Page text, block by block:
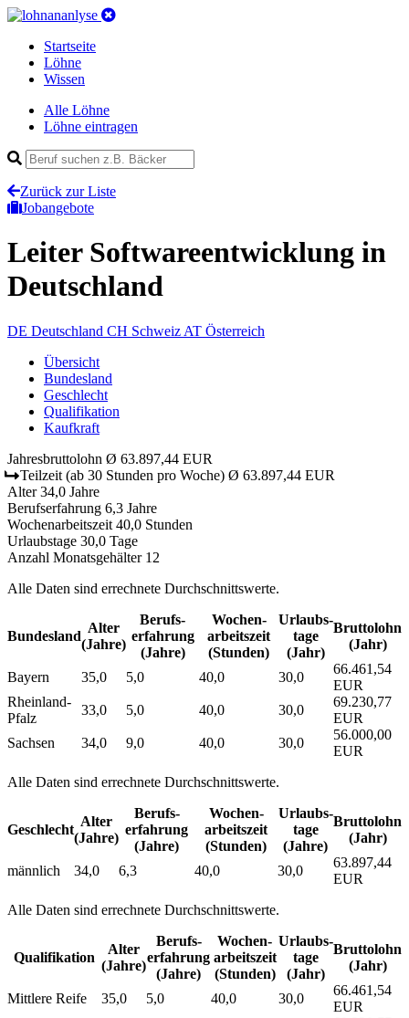
Startseite
Löhne
Wissen
Alle Löhne
Löhne eintragen
Zurück zur Liste
Jobangebote
Leiter Softwareentwicklung in
Deutschland
DE Deutschland CH Schweiz AT Österreich
Übersicht
Bundesland
Geschlecht
Qualifikation
Kaufkraft
Jahresbruttolohn Ø 63.897,44 EUR
Teilzeit (ab 30 Stunden pro Woche) Ø 63.897,44 EUR
Alter 34,0 Jahre
Berufserfahrung 6,3 Jahre
Wochenarbeitszeit 40,0 Stunden
Urlaubstage 30,0 Tage
Anzahl Monatsgehälter 12
Alle Daten sind errechnete Durchschnittswerte.
Bundesland
Alter
(Jahre)
Berufs­
erfahrung
(Jahre)
Wochen­
arbeitszeit
(Stunden)
Urlaubs­
tage
(Jahr)
Bruttolohn
(Jahr)
Bayern 35,0 5,0 40,0 30,0
66.461,54
EUR
Rheinland-
Pfalz
33,0 5,0 40,0 30,0
69.230,77
EUR
Sachsen
34,0 9,0 40,0 30,0
56.000,00
EUR
Alle Daten sind errechnete Durchschnittswerte.
Geschlecht
Alter
(Jahre)
Berufs­
erfahrung
(Jahre)
Wochen­
arbeitszeit
(Stunden)
Urlaubs­
tage
(Jahre)
Bruttolohn
(Jahr)
männlich 34,0 6,3 40,0 30,0
63.897,44
EUR
Alle Daten sind errechnete Durchschnittswerte.
Qualifikation
Alter
(Jahre)
Berufs­
erfahrung
(Jahre)
Wochen­
arbeitszeit
(Stunden)
Urlaubs­
tage
(Jahr)
Bruttolohn
(Jahr)
Mittlere Reife 35,0 5,0 40,0 30,0
66.461,54
EUR